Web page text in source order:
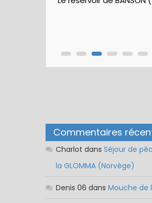
Commentaires
Charlot dans Séjour de
la GLOMMA (Norvège)
Denis 06 dans Mouche de